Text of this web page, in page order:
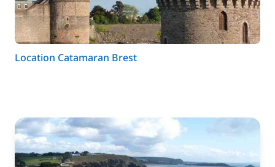
Location Catamaran Brest